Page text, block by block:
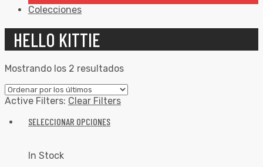
Colecciones
HELLO KITTIE
Mostrando los 2 resultados
Active Filters: Clear Filters
SELECCIONAR OPCIONES
In Stock